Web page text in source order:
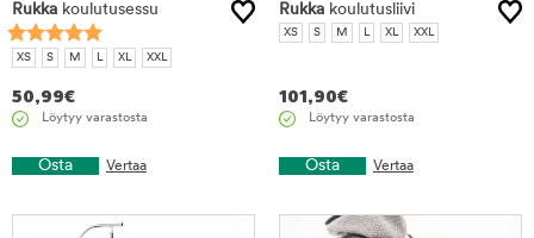
Rukka koulutusessu
XS S M L XL XXL
50,99€
Löytyy varastosta
Osta Vertaa
Rukka koulutusliivi
XS S M L XL XXL
101,90€
Löytyy varastosta
Osta Vertaa